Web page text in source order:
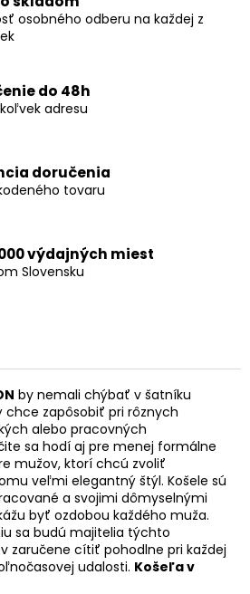
osobného odberu na každej z
do 48h
adresu
doručenia
tovaru
výdajných miest
Slovensku
by nemali chýbať v šatníku
chce zapôsobiť pri rôznych
alebo pracovných
sa hodí aj pre menej formálne
mužov, ktorí chcú zvoliť
veľmi elegantný štýl. Košele sú
a svojimi dômyselnými
byť ozdobou každého muža.
sa budú majitelia týchto
zaručene cítiť pohodlne pri každej
udalosti. Košeľa v